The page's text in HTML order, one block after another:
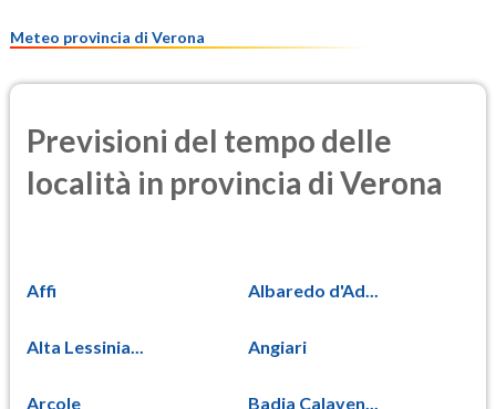
Meteo provincia di Verona
Previsioni del tempo delle
località in provincia di Verona
Affi Albaredo d'Ad...
Alta Lessinia... Angiari
Arcole Badia Calaven...